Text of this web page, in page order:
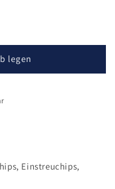
legen
Einstreuchips,